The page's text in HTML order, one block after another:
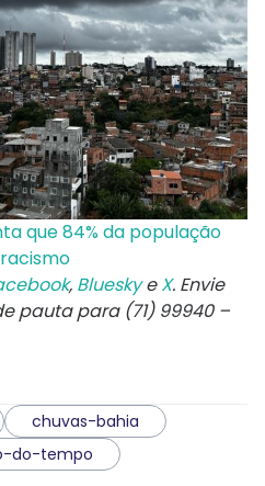
que 84% da população
, BlueskyeX. Envie
pauta para (71) 99940 –
chuvas-bahia
do-tempo